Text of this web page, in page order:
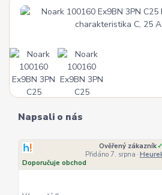
Napsali o nás
Ověřený zákazník✓
Přidáno 7. srpna ·
Doporučuje obchod